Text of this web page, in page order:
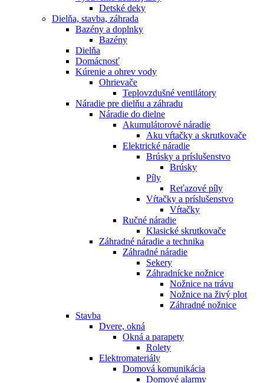
Detské deky
Dielňa, stavba, záhrada
Bazény a doplnky
Bazény
Dielňa
Domácnosť
Kúrenie a ohrev vody
Ohrievače
Teplovzdušné ventilátory
Náradie pre dielňu a záhradu
Náradie do dielne
Akumulátorové náradie
Aku vŕtačky a skrutkovače
Elektrické náradie
Brúsky a príslušenstvo
Brúsky
Píly
Reťazové píly
Vŕtačky a príslušenstvo
Vŕtačky
Ručné náradie
Klasické skrutkovače
Záhradné náradie a technika
Záhradné náradie
Sekery
Záhradnícke nožnice
Nožnice na trávu
Nožnice na živý plot
Záhradné nožnice
Stavba
Dvere, okná
Okná a parapety
Rolety
Elektromateriály
Domová komunikácia
Domové alarmy